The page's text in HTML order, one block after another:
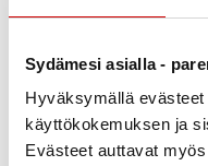
Sydämesi asialla -
Hyväksymällä
käyttökokemuksen ja
Evästeet auttavat
Kysy tarjous:
Pigg